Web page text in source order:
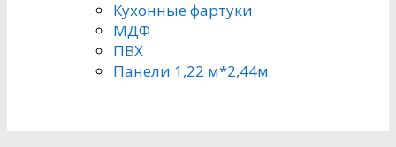
Кухонные фартуки
МДФ
ПВХ
Панели 1,22 м*2,44м